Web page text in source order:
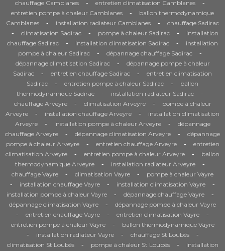
chauffage Camblanes
- entretien climatisation Camblanes -
entretien pompe à chaleur Camblanes -
ballon thermodynamique
Camblanes
- installation radiateur Camblanes - chauffage Sadirac
- climatisation Sadirac - pompe à chaleur Sadirac -
installation
chauffage Sadirac
- installation climatisation Sadirac -
installation
pompe à chaleur Sadirac
- dépannage chauffage Sadirac -
dépannage climatisation Sadirac -
dépannage pompe à chaleur
Sadirac
- entretien chauffage Sadirac -
entretien climatisation
Sadirac
- entretien pompe à chaleur Sadirac -
ballon
thermodynamique Sadirac
- installation radiateur Sadirac -
chauffage Arveyre - climatisation Arveyre -
pompe à chaleur
Arveyre
- installation chauffage Arveyre -
installation climatisation
Arveyre
- installation pompe à chaleur Arveyre -
dépannage
chauffage Arveyre
- dépannage climatisation Arveyre -
dépannage
pompe à chaleur Arveyre
- entretien chauffage Arveyre -
entretien
climatisation Arveyre
- entretien pompe à chaleur Arveyre -
ballon
thermodynamique Arveyre
- installation radiateur Arveyre -
chauffage Vayre - climatisation Vayre - pompe à chaleur Vayre
- installation chauffage Vayre - installation climatisation Vayre -
installation pompe à chaleur Vayre - dépannage chauffage Vayre -
dépannage climatisation Vayre - dépannage pompe à chaleur Vayre
- entretien chauffage Vayre - entretien climatisation Vayre -
entretien pompe à chaleur Vayre - ballon thermodynamique Vayre
- installation radiateur Vayre - chauffage St Loubés -
climatisation St Loubés - pompe à chaleur St Loubés -
installation